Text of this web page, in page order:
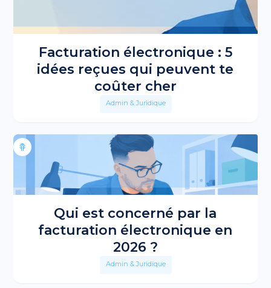
Facturation électronique : 5
idées reçues qui peuvent te
coûter cher
Admin & Juridique
Qui est concerné par la
facturation électronique en
2026 ?
Admin & Juridique